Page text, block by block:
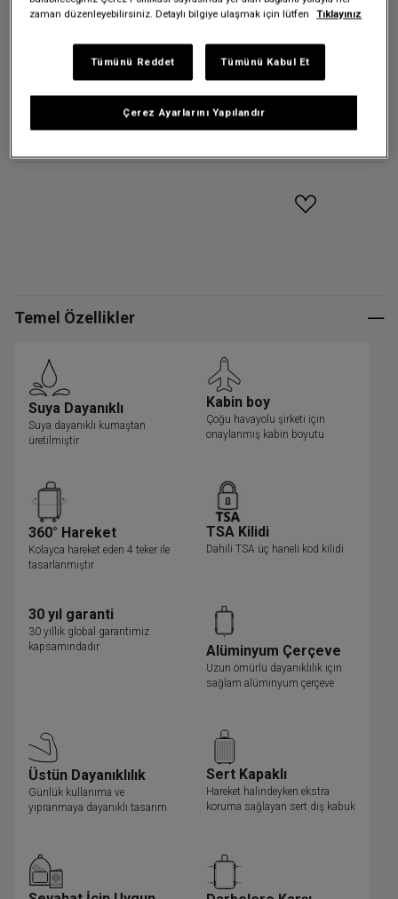
Renk: Black
Temel Özellikler
Suya Dayanıklı
Suya dayanıklı kumaştan
üretilmiştir
Kabin boy
Çoğu havayolu şirketi için
onaylanmış kabin boyutu
360° Hareket
Kolayca hareket eden 4 teker ile
tasarlanmıştır
TSA Kilidi
Dahili TSA üç haneli kod kilidi
30 yıl garanti
30 yıllık global garantimiz
kapsamındadır
Alüminyum Çerçeve
Uzun ömürlü dayanıklılık için
sağlam alüminyum çerçeve
Üstün Dayanıklılık
Günlük kullanıma ve
yıpranmaya dayanıklı tasarım
Sert Kapaklı
Hareket halindeyken ekstra
koruma sağlayan sert dış kabuk
zaman düzenleyebilirsiniz. Detaylı bilgiye ulaşmak için lütfen
Tıklayınız
Çerez Ayarlarını Yapılandır
Tümünü Reddet Tümünü Kabul Et